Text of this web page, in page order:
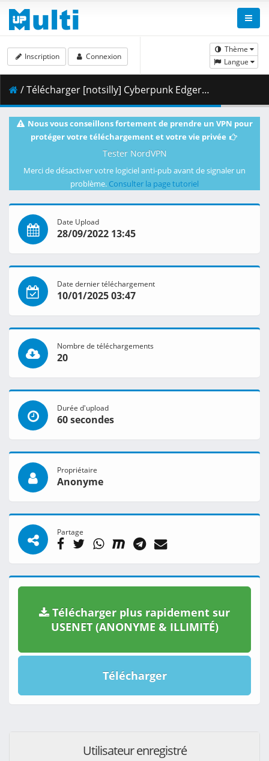
Thème
Langue
Inscription Connexion
/ Télécharger [notsilly] Cyberpunk Edgerunners - S01E09 (WEB-DL 1080p HEVC E-AC-3) .mkv.001 ( 385.52 MB )
Nous vous conseillons fortement de prendre un VPN pour
protéger votre téléchargement et votre vie privée
Tester NordVPN
Merci de désactiver votre logiciel anti-pub avant de signaler un
problème. Consulter la page tutoriel
Date Upload
28/09/2022 13:45
Date dernier téléchargement
10/01/2025 03:47
Nombre de téléchargements
20
Durée d'upload
60 secondes
Propriétaire
Anonyme
Partage
Télécharger plus rapidement sur
USENET (ANONYME & ILLIMITÉ)
Télécharger
Utilisateur enregistré